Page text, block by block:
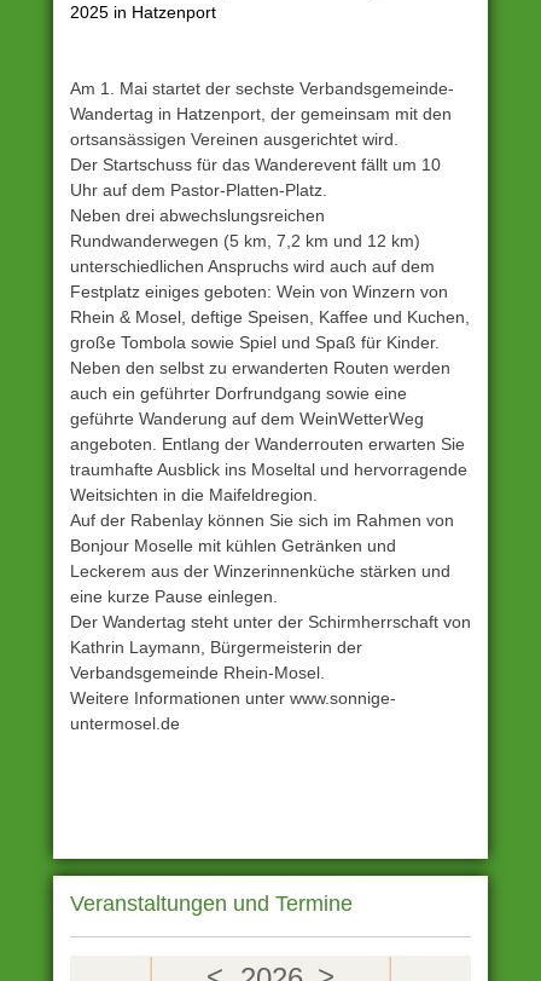
2025 in Hatzenport
Am 1. Mai startet der sechste Verbandsgemeinde-
Wandertag in Hatzenport, der gemeinsam mit den
ortsansässigen Vereinen ausgerichtet wird.
Der Startschuss für das Wanderevent fällt um 10
Uhr auf dem Pastor-Platten-Platz.
Neben drei abwechslungsreichen
Rundwanderwegen (5 km, 7,2 km und 12 km)
unterschiedlichen Anspruchs wird auch auf dem
Festplatz einiges geboten: Wein von Winzern von
Rhein & Mosel, deftige Speisen, Kaffee und Kuchen,
große Tombola sowie Spiel und Spaß für Kinder.
Neben den selbst zu erwanderten Routen werden
auch ein geführter Dorfrundgang sowie eine
geführte Wanderung auf dem WeinWetterWeg
angeboten. Entlang der Wanderrouten erwarten Sie
traumhafte Ausblick ins Moseltal und hervorragende
Weitsichten in die Maifeldregion.
Auf der Rabenlay können Sie sich im Rahmen von
Bonjour Moselle mit kühlen Getränken und
Leckerem aus der Winzerinnenküche stärken und
eine kurze Pause einlegen.
Der Wandertag steht unter der Schirmherrschaft von
Kathrin Laymann, Bürgermeisterin der
Verbandsgemeinde Rhein-Mosel.
Weitere Informationen unter www.sonnige-
untermosel.de
Archiv
mit
1.
Veranstaltungen und Termine